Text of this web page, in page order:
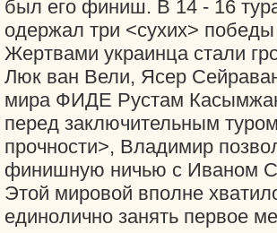
был его финиш. В 14 - 16
одержал три <сухих> победы
Жертвами украинца стали
Люк ван Вели, Ясер
мира ФИДЕ Рустам
перед заключительным
прочности>, Владимир
финишную ничью с Иваном
Этой мировой вполне
единолично занять первое